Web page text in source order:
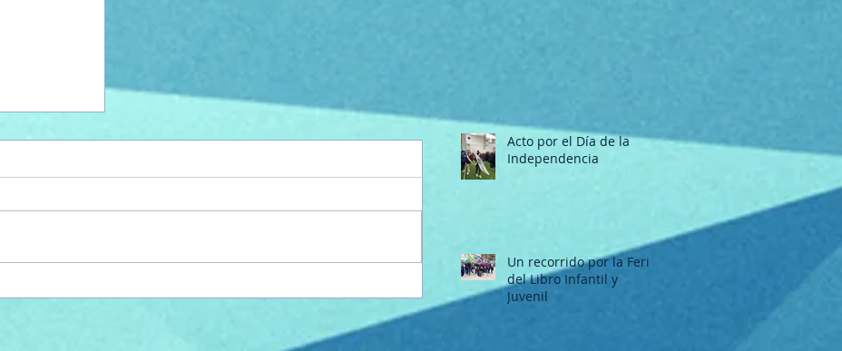
Acto por el Día de la
Independencia
Un recorrido por la Feria
del Libro Infantil y
Juvenil